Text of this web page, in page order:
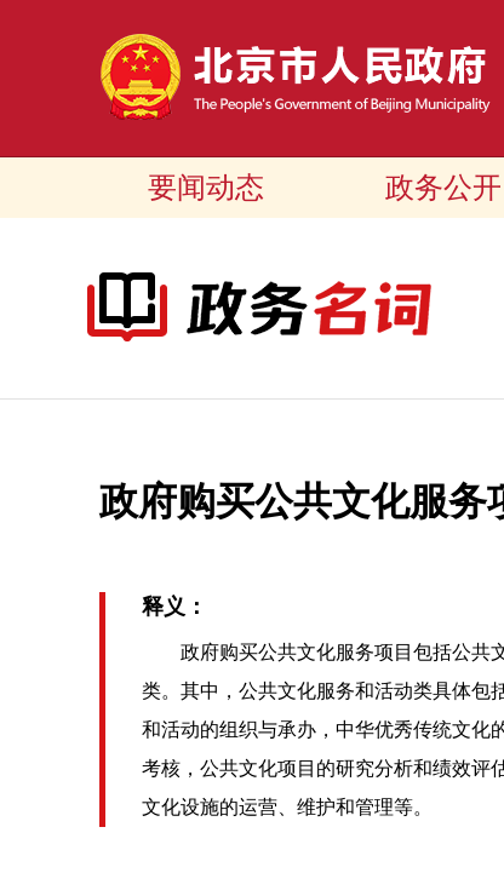
要闻动态 政务公开
政府购买公共文化服务
释义：
政府购买公共文化服务项目包括公共
类。其中，公共文化服务和活动类具体包
和活动的组织与承办，中华优秀传统文化
考核，公共文化项目的研究分析和绩效评
文化设施的运营、维护和管理等。